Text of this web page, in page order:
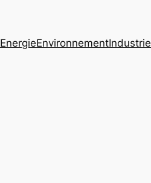
EnergieEnvironnementIndustrie